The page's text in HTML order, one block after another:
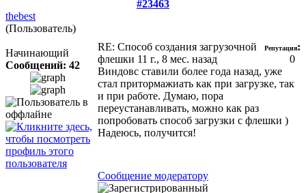
#23463
thebest
(Пользователь)
Начинающий
Сообщений: 42
RE: Способ создания загрузочной
флешки 11 г., 8 мес. назад
Репутация:
0
Виндовс ставили более года назад, уже
стал притормажиать как при загрузке, так
и при работе. Думаю, пора
переустанавливать, можно как раз
попробовать способ загрузки с флешки )
Надеюсь, получится!
Сообщение модератору